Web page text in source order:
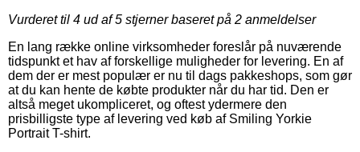
Vurderet til 4 ud af 5 stjerner baseret på 2 anmeldelser
En lang række online virksomheder foreslår på nuværende
tidspunkt et hav af forskellige muligheder for levering. En af
dem der er mest populær er nu til dags pakkeshops, som gør
at du kan hente de købte produkter når du har tid. Den er
altså meget ukompliceret, og oftest ydermere den
prisbilligste type af levering ved køb af Smiling Yorkie
Portrait T-shirt.